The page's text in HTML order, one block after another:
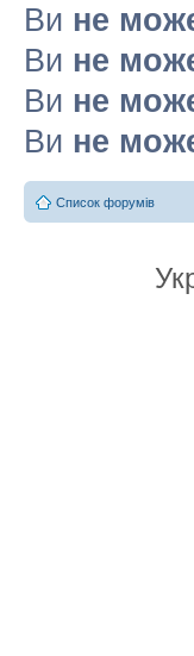
Ви не
Ви не
Ви не
Ви не
Список форумів